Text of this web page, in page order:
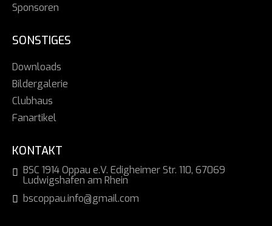
Sponsoren
SONSTIGES
Downloads
Bildergalerie
Clubhaus
Fanartikel
KONTAKT
BSC 1914 Oppau e.V. Edigheimer Str. 110, 67069
Ludwigshafen am Rhein
bscoppau.info@gmail.com